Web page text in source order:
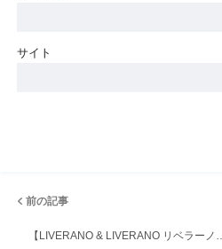
サイト
前の記事
【LIVERANO & LIVERANO リベラーノ…